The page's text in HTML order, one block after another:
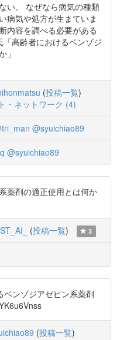
い。 なぜなら病気の種類
病気や処方が生まていま
内容を調べる必要がある
高齢者におけるベンゾジ
」
(投稿一覧)
・ネットワーク (4)
@syuichiao89
@syuichiao89
薬剤の適正使用とは何か
(投稿一覧) 3
ベンゾジアゼピン系薬剤
(投稿一覧)